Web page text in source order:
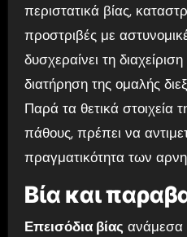
περιστατικά βίας,
προστριβές με
δυσχεραίνει τη
διατήρηση της ομαλής
Παρά τα θετικά στοιχεία
πάθους, πρέπει να
πραγματικότητα των
Βία και
Επεισόδια βίαςανάμεσα